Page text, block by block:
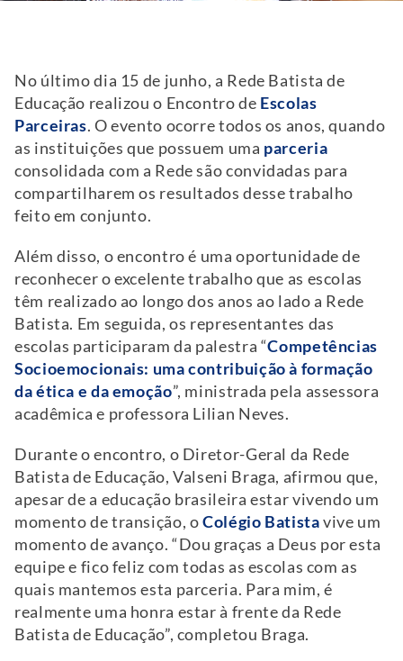
No último dia 15 de junho, a Rede Batista de
Educação realizou o Encontro de Escolas
Parceiras. O evento ocorre todos os anos, quando
as instituições que possuem uma parceria
consolidada com a Rede são convidadas para
compartilharem os resultados desse trabalho
feito em conjunto.
Além disso, o encontro é uma oportunidade de
reconhecer o excelente trabalho que as escolas
têm realizado ao longo dos anos ao lado a Rede
Batista. Em seguida, os representantes das
escolas participaram da palestra “Competências
Socioemocionais: uma contribuição à formação
da ética e da emoção”, ministrada pela assessora
acadêmica e professora Lilian Neves.
Durante o encontro, o Diretor-Geral da Rede
Batista de Educação, Valseni Braga, afirmou que,
apesar de a educação brasileira estar vivendo um
momento de transição, oColégio Batistavive um
momento de avanço. “Dou graças a Deus por esta
equipe e fico feliz com todas as escolas com as
quais mantemos esta parceria. Para mim, é
realmente uma honra estar à frente da Rede
Batista de Educação”, completou Braga.